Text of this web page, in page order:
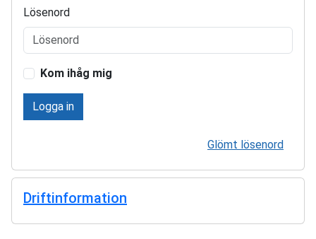
Lösenord
Kom ihåg mig
Logga in
Glömt lösenord
Driftinformation